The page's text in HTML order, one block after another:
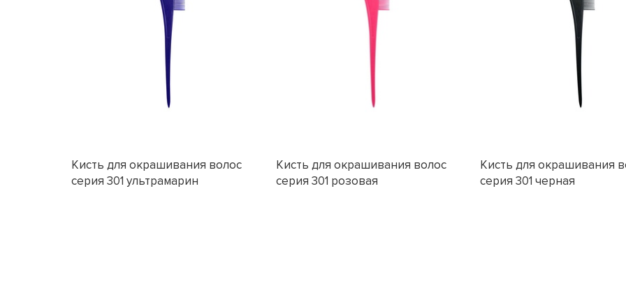
Кисть для окрашивания волос
серия 301 ультрамарин
Кисть для окрашивания волос
серия 301 розовая
Кисть для окрашивания
серия 301 черная